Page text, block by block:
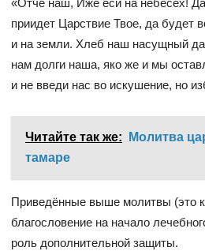
«Отче наш, Иже еси на небесех!
приидет Царствие Твое, да будет
и на земли. Хлеб наш насущный
нам долги наша, яко же и мы
и не введи нас во искушение, но
Читайте так же:
Молитва
тамаре
Приведённые выше молитвы (это
благословение на начало
роль дополнительной защиты.